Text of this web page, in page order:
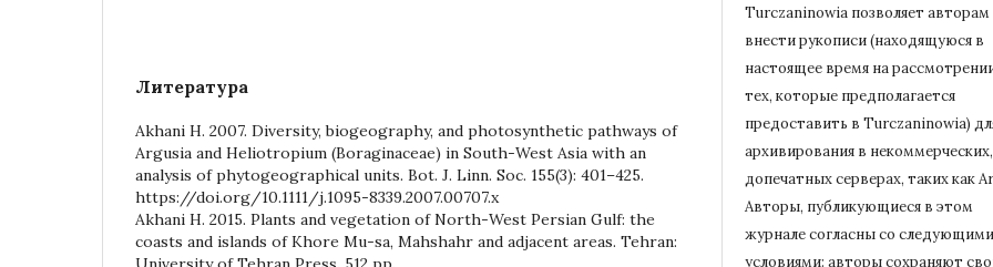
Литература
Akhani H. 2007. Diversity, biogeography, and photosynthetic pathways of
Argusia and Heliotropium (Boraginaceae) in South-West Asia with an
analysis of phytogeographical units. Bot. J. Linn. Soc. 155(3): 401–425.
https://doi.org/10.1111/j.1095-8339.2007.00707.x
Akhani H. 2015. Plants and vegetation of North-West Persian Gulf: the
coasts and islands of Khore Mu-sa, Mahshahr and adjacent areas. Tehran:
Turczaninowiа позволяет авторам
внести рукописи (находящуюся в
настоящее время на
тех, которые предполагается
предоставить в Turczaninowia)
архивирования в некоммерческих,
допечатных серверах, таких как
Авторы, публикующиеся в этом
журнале согласны со следующими
условиями: авторы сохраняют